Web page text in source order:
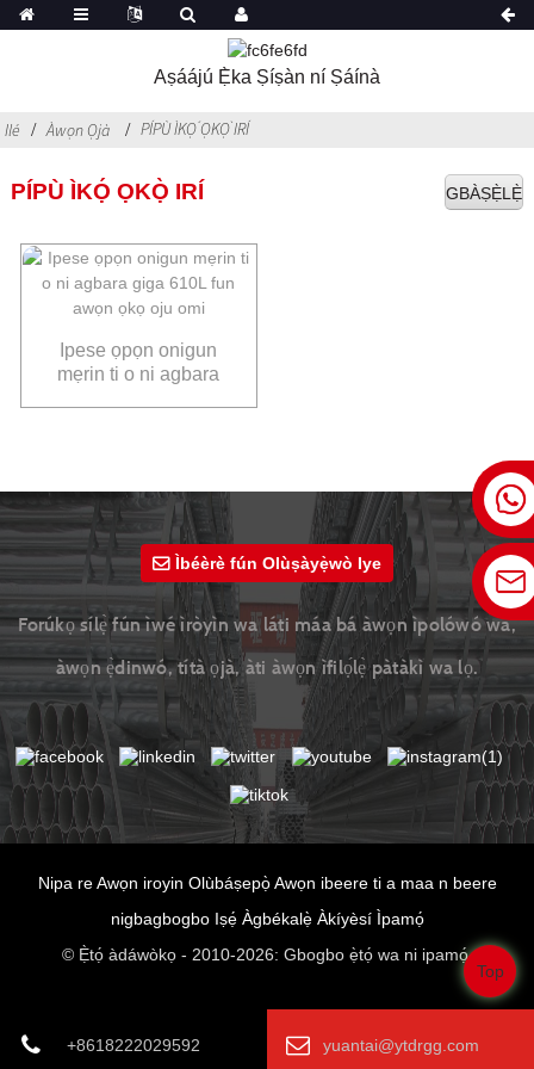
Aṣáájú Ẹ̀ka Ṣíṣàn ní Ṣáínà
Ilé Àwọn Ọjà PÍPÙ ÌKỌ́ ỌKỌ̀ IRÍ
PÍPÙ ÌKỌ́ ỌKỌ̀ IRÍ GBÀṢẸ̀LẸ̀
Ipese ọpọn onigun
mẹrin ti o ni agbara
Ìbéèrè fún Olùṣàyẹ̀wò Iye
Forúkọ sílẹ̀ fún ìwé ìròyìn wa láti máa bá àwọn ìpolówó wa,
àwọn ẹ̀dinwó, títà ọjà, àti àwọn ìfilọ́lẹ̀ pàtàkì wa lọ.
Nipa re Awọn iroyin Olùbáṣepọ̀ Awọn ibeere ti a maa n beere
nigbagbogbo Iṣẹ́ Àgbékalẹ̀ Àkíyèsí Ìpamọ́
© Ẹ̀tọ́ àdáwòkọ - 2010-2026: Gbogbo ẹ̀tọ́ wa ni ipamọ́.
+8618222029592 yuantai@ytdrgg.com
Top